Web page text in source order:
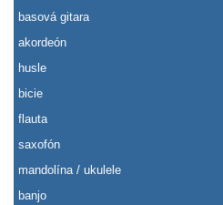
basová gitara
akordeón
husle
bicie
flauta
saxofón
mandolína / ukulele
banjo